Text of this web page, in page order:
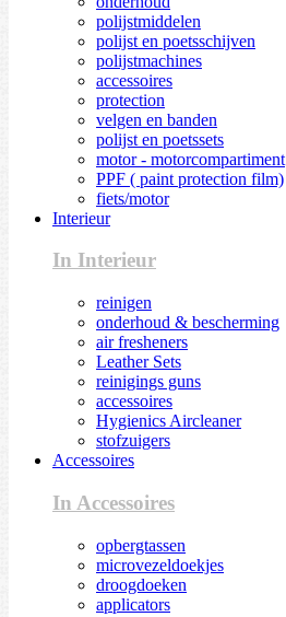
polijstmiddelen
polijst en poetsschijven
polijstmachines
accessoires
protection
velgen en banden
polijst en poetssets
motor - motorcompartiment
PPF ( paint protection film)
fiets/motor
Interieur
In Interieur
reinigen
onderhoud & bescherming
air fresheners
Leather Sets
reinigings guns
accessoires
Hygienics Aircleaner
stofzuigers
Accessoires
In Accessoires
opbergtassen
microvezeldoekjes
droogdoeken
applicators